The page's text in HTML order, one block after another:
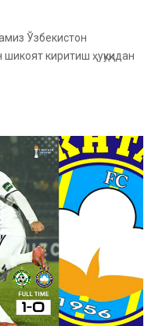
Ўзбекистон
киритиш ҳуқуқидан